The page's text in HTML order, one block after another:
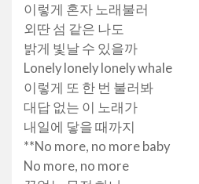
이렇게 혼자 노래불러
외딴 섬 같은 나도
밝게 빛날 수 있을까
Lonely lonely lonely whale
이렇게 또 한 번 불러봐
대답 없는 이 노래가
내일에 닿을 때까지
**No more, no more baby
No more, no more